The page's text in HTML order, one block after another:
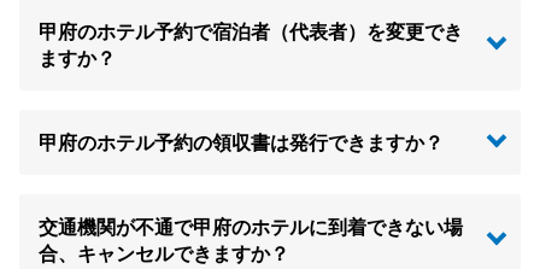
甲府のホテル予約で宿泊者（代表者）を変更でき
ますか？
甲府のホテル予約の領収書は発行できますか？
交通機関が不通で甲府のホテルに到着できない場
合、キャンセルできますか？